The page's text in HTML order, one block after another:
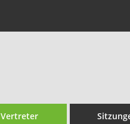
Vertreter